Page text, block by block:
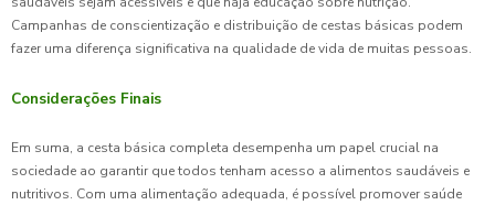
Campanhas de conscientização e distribuição de cestas básicas podem
fazer uma diferença significativa na qualidade de vida de muitas pessoas.
Considerações Finais
Em suma, a cesta básica completa desempenha um papel crucial na
sociedade ao garantir que todos tenham acesso a alimentos saudáveis e
nutritivos. Com uma alimentação adequada, é possível promover saúde